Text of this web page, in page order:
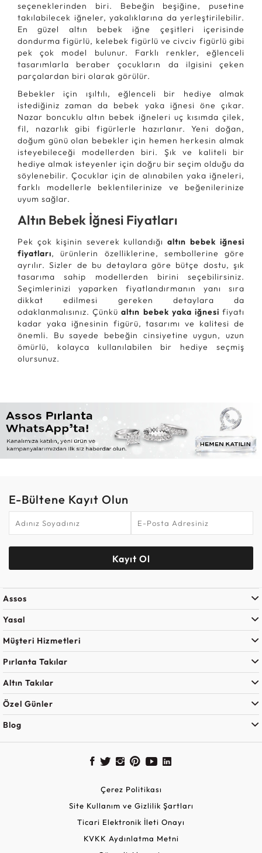
seçeneklerinden biri. Bebeğin beşiğine, pusetine
takılabilecek iğneler, yakalıklarına da yerleştirilebilir.
En güzel altın bebek iğne çeşitleri içerisinde
dondurma figürlü, kelebek figürlü ve civciv figürlü gibi
pek çok model bulunur. Farklı renkler, eğlenceli
tasarımlarla beraber çocukların da ilgisini çeken
parçalardan biri olarak görülür.
Bebekler için ışıltılı, eğlenceli bir hediye almak
istediğiniz zaman da bebek yaka iğnesi öne çıkar.
Nazar boncuklu altın bebek iğneleri uç kısımda çilek,
fil, nazarlık gibi figürlerle hazırlanır. Yeni doğan,
doğum günü olan bebekler için hemen herkesin almak
isteyebileceği modellerden biri. Şık ve kaliteli bir
hediye almak isteyenler için doğru bir seçim olduğu da
söylenebilir. Çocuklar için de alınabilen yaka iğneleri,
farklı modellerle beklentilerinize ve beğenilerinize
uyum sağlar.
Altın Bebek İğnesi Fiyatları
Pek çok kişinin severek kullandığıaltın bebek iğnesi
fiyatları, ürünlerin özelliklerine, sembollerine göre
ayrılır. Sizler de bu detaylara göre bütçe dostu, şık
tasarıma sahip modellerden birini seçebilirsiniz.
Seçimlerinizi yaparken fiyatlandırmanın yanı sıra
dikkat edilmesi gereken detaylara da
odaklanmalısınız. Çünküaltın bebek yaka iğnesi fiyatı
kadar yaka iğnesinin figürü, tasarımı ve kalitesi de
önemli. Bu sayede bebeğin cinsiyetine uygun, uzun
ömürlü, kolayca kullanılabilen bir hediye seçmiş
olursunuz.
E-Bültene Kayıt Olun
Kayıt Ol
Assos
Yasal
Müşteri Hizmetleri
Pırlanta Takılar
Altın Takılar
Özel Günler
Blog
Çerez Politikası
Site Kullanım ve Gizlilik Şartları
Ticari Elektronik İleti Onayı
KVKK Aydınlatma Metni